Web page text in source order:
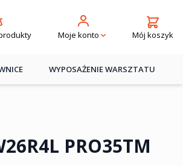
Moje konto Mój koszyk
WYPOSAŻENIE WARSZTATU
PRO35TM